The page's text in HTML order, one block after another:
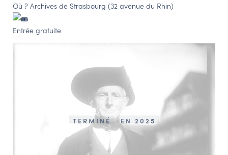
Où ? Archives de Strasbourg (32 avenue du Rhin)
Entrée gratuite
TERMINÉ EN 2025